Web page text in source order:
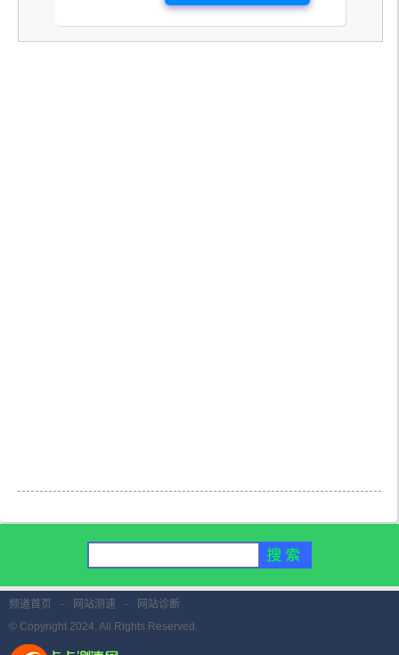
频道首页 - 网站测速 -
网站诊断
© Copyright 2024. All Rights Reserved.